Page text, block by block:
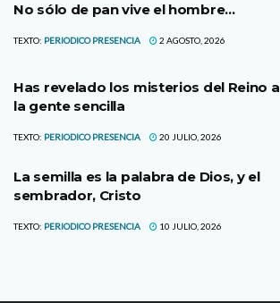
No sólo de pan vive el hombre…
TEXTO: PERIODICO PRESENCIA 2 AGOSTO, 2026
Has revelado los misterios del Reino a
la gente sencilla
TEXTO: PERIODICO PRESENCIA 20 JULIO, 2026
La semilla es la palabra de Dios, y el
sembrador, Cristo
TEXTO: PERIODICO PRESENCIA 10 JULIO, 2026